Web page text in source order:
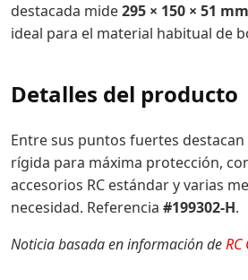
destacada mide295 × 150 × 51 mm
ideal para el material habitual de
Detalles del producto
Entre sus puntos fuertes
rígida para máxima protección,
accesorios RC estándar y varias
necesidad. Referencia #199302-H.
Noticia basada en información deRC